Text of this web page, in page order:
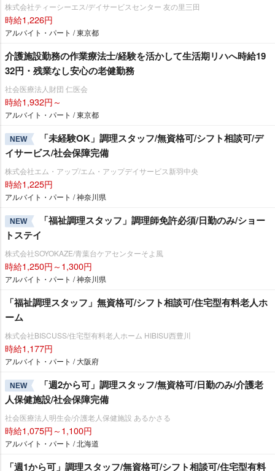
株式会社ティーシーエス/デイサービスセンター 友の里三田
時給1,226円
アルバイト・パート / 東京都
介護施設勤務の作業療法士/経験を活かして生活期リハへ時給19
32円・残業なし安心の老健勤務
社会医療法人財団 仁医会
時給1,932円～
アルバイト・パート / 東京都
NEW
「未経験OK」調理スタッフ/無資格可/シフト相談可/デ
イサービス/社会保障完備
株式会社エム・アップ/エム・アップデイサービス新羽中央
時給1,225円
アルバイト・パート / 神奈川県
NEW
「福祉調理スタッフ」調理師免許必須/日勤のみ/ショー
トステイ
株式会社SOYOKAZE/青葉台ケアセンターそよ風
時給1,250円～1,300円
アルバイト・パート / 神奈川県
「福祉調理スタッフ」無資格可/シフト相談可/住宅型有料老人ホ
ーム
株式会社BISCUSS/住宅型有料老人ホーム HIBISU西豊川
時給1,177円
アルバイト・パート / 大阪府
NEW
「週2から可」調理スタッフ/無資格可/日勤のみ/介護老
人保健施設/社会保障完備
社会医療法人明生会/介護老人保健施設 あるかさる
時給1,075円～1,100円
アルバイト・パート / 北海道
「週1から可」調理スタッフ/無資格可/シフト相談可/住宅型有料